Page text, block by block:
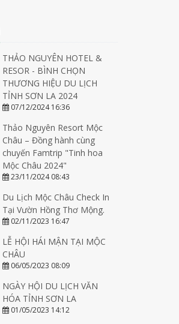
THẢO NGUYÊN HOTEL &
RESOR - BÌNH CHỌN
THƯƠNG HIỆU DU LỊCH
TỈNH SƠN LA 2024
07/12/2024 16:36
Thảo Nguyên Resort Mộc
Châu – Đồng hành cùng
chuyến Famtrip "Tinh hoa
Mộc Châu 2024"
23/11/2024 08:43
Du Lịch Mộc Châu Check In
Tại Vườn Hồng Thơ Mộng.
02/11/2023 16:47
LỄ HỘI HÁI MẬN TẠI MỘC
CHÂU
06/05/2023 08:09
NGÀY HỘI DU LỊCH VĂN
HÓA TỈNH SƠN LA
01/05/2023 14:12